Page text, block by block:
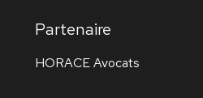
Partenaire
HORACE Avocats